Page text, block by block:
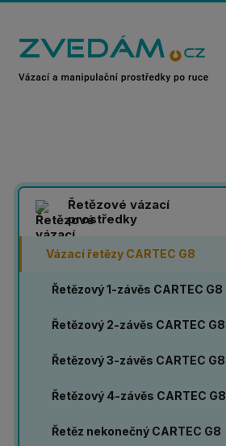
Řetězové vázací
prostředky
Vázací řetězy CARTEC G8
Řetězový 1-závěs CARTEC G8
Řetězový 2-závěs CARTEC G8
Řetězový 3-závěs CARTEC G8
Řetězový 4-závěs CARTEC G8
Řetěz nekonečný CARTEC G8